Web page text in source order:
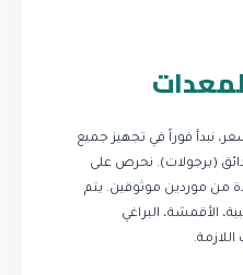
نبدأ فوراً في تجهيز جميع
(برجولات). نحرص على
من موردين موثوقين. يتم
الأقمشة، البراغي